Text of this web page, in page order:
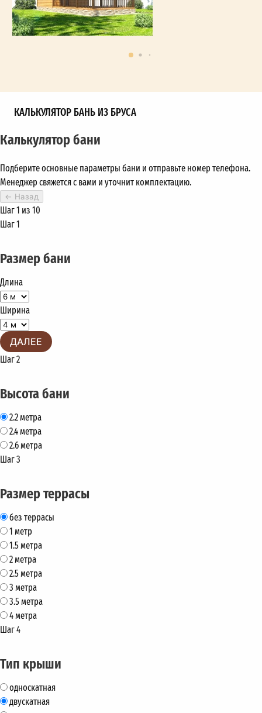
КАЛЬКУЛЯТОР БАНЬ ИЗ БРУСА
Калькулятор бани
Подберите основные параметры бани и отправьте номер телефона.
Менеджер свяжется с вами и уточнит комплектацию.
← Назад
Шаг 1 из 10
Шаг 1
Размер бани
Длина
Ширина
ДАЛЕЕ
Шаг 2
Высота бани
2.2 метра
2.4 метра
2.6 метра
Шаг 3
Размер террасы
без террасы
1 метр
1.5 метра
2 метра
2.5 метра
3 метра
3.5 метра
4 метра
Шаг 4
Тип крыши
односкатная
двускатная